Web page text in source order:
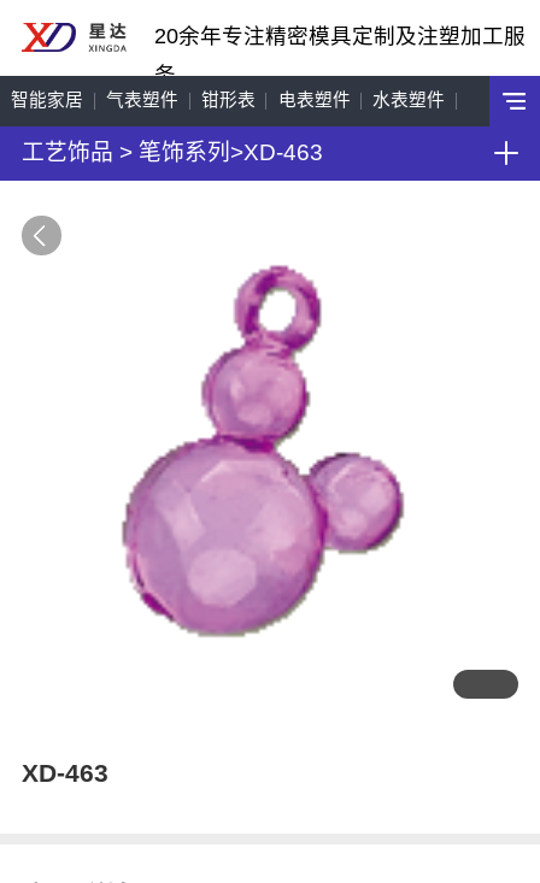
20余年专注精密模具定制及注塑加工服
务
智能家居 气表塑件 钳形表 电表塑件 水表塑件
工艺饰品 机车配件
工艺饰品 > 笔饰系列 >XD-463
XD-463